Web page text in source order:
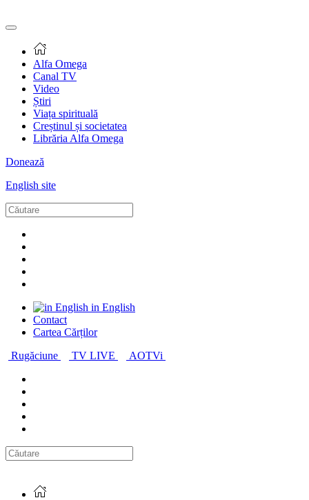
Alfa Omega
Canal TV
Video
Știri
Viața spirituală
Creștinul și societatea
Librăria Alfa Omega
Donează
English site
in English
Contact
Cartea Cărților
Rugăciune
TV LIVE AOTVi